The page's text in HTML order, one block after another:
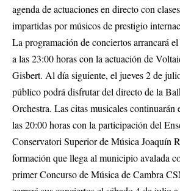
agenda de actuaciones en directo con
impartidas por músicos de prestigio
La programación de conciertos arrancará
a las 23:00 horas con la actuación de
Gisbert. Al día siguiente, el jueves 2 de
público podrá disfrutar del directo de la
Orchestra. Las citas musicales
las 20:00 horas con la participación del
Conservatori Superior de Música Joaquín
formación que llega al municipio avalada
primer Concurso de Música de Cambra